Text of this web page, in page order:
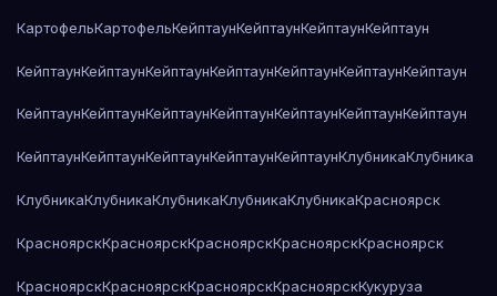
КартофельКартофельКейптаунКейптаунКейптаунКейптаун
КейптаунКейптаунКейптаунКейптаунКейптаунКейптаунКейптаун
КейптаунКейптаунКейптаунКейптаунКейптаунКейптаунКейптаун
КейптаунКейптаунКейптаунКейптаунКейптаунКлубникаКлубника
КлубникаКлубникаКлубникаКлубникаКлубникаКрасноярск
КрасноярскКрасноярскКрасноярскКрасноярскКрасноярск
КрасноярскКрасноярскКрасноярскКрасноярскКукуруза